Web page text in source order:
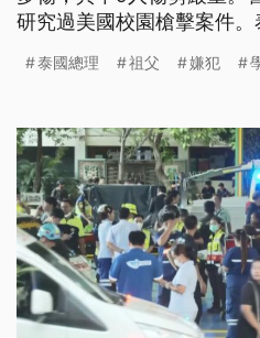
研究過美國校園槍擊案件
制及校園安全。
泰國總理 祖父 嫌犯